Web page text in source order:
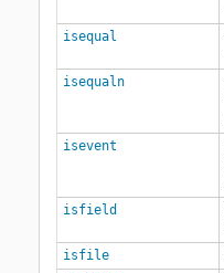
isequal
isequaln
isevent
isfield
isfile